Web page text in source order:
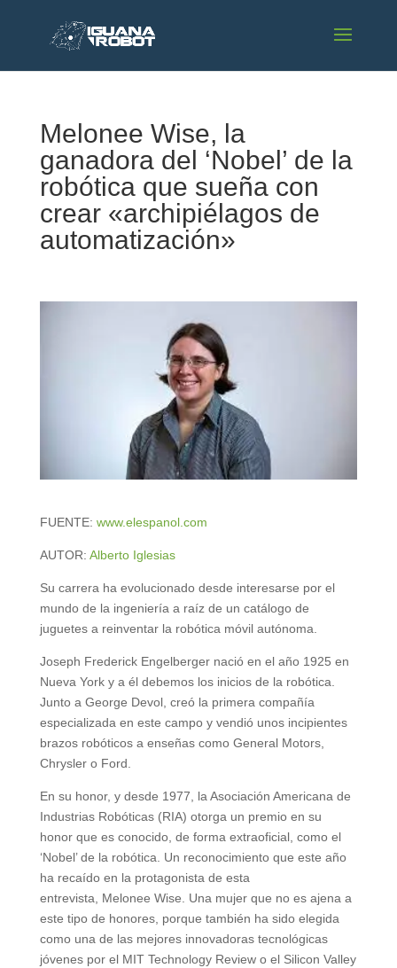
Melonee Wise, la
ganadora del ‘Nobel’ de la
robótica que sueña con
crear «archipiélagos de
automatización»
FUENTE: www.elespanol.com
AUTOR: Alberto Iglesias
Su carrera ha evolucionado desde interesarse por el
mundo de la ingeniería a raíz de un catálogo de
juguetes a reinventar la robótica móvil autónoma.
Joseph Frederick Engelberger nació en el año 1925 en
Nueva York y a él debemos los inicios de la robótica.
Junto a George Devol, creó la primera compañía
especializada en este campo y vendió unos incipientes
brazos robóticos a enseñas como General Motors,
Chrysler o Ford.
En su honor, y desde 1977, la Asociación Americana de
Industrias Robóticas (RIA) otorga un premio en su
honor que es conocido, de forma extraoficial, como el
‘Nobel’ de la robótica. Un reconocimiento que este año
ha recaído en la protagonista de esta
entrevista, Melonee Wise. Una mujer que no es ajena a
este tipo de honores, porque también ha sido elegida
como una de las mejores innovadoras tecnológicas
jóvenes por el MIT Technology Review o el Silicon Valley